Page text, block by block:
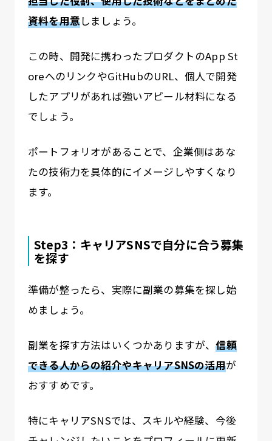
資料を用意しましょう。
この時、開発に携わったプロダクトのApp St
oreへのリンクやGitHubのURL、個人で開発
したアプリがあれば強いアピール材料になる
でしょう。
ポートフォリオがあることで、企業側はあな
たの技術力を具体的にイメージしやすくなり
ます。
Step3：キャリアSNSで自分に合う募集
を探す
準備が整ったら、実際に副業の募集を探し始
めましょう。
副業を探す方法はいくつかありますが、信頼
できる人からの紹介やキャリアSNSの活用が
おすすめです。
特にキャリアSNSでは、スキルや経験、今後